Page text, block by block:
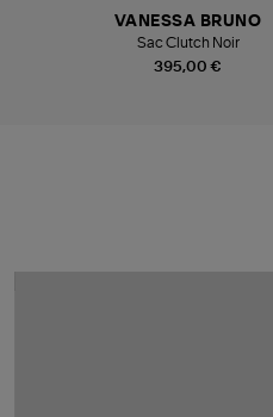
395,00 €
VANESSA BRUNO
Sac Clutch Noir